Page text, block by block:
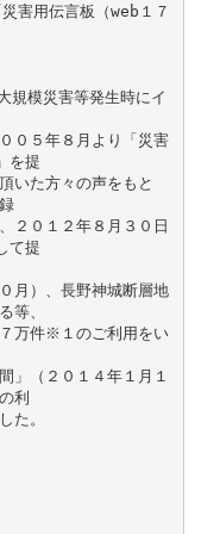
害用伝言板（web１７
規模災害等発生時にイ
０５年８月より「災害
を提
いた方々の声をもと
２０１２年８月３０日
て提
月）、長野神城断層地
等、
万件※１のご利用をい
」（２０１４年１月１
利
た。